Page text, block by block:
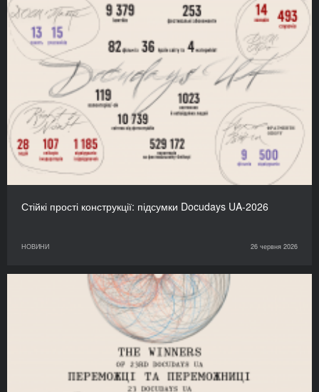
Стійкі прості конструкції: підсумки Docudays UA-2026
НОВИНИ 26 червня 2026